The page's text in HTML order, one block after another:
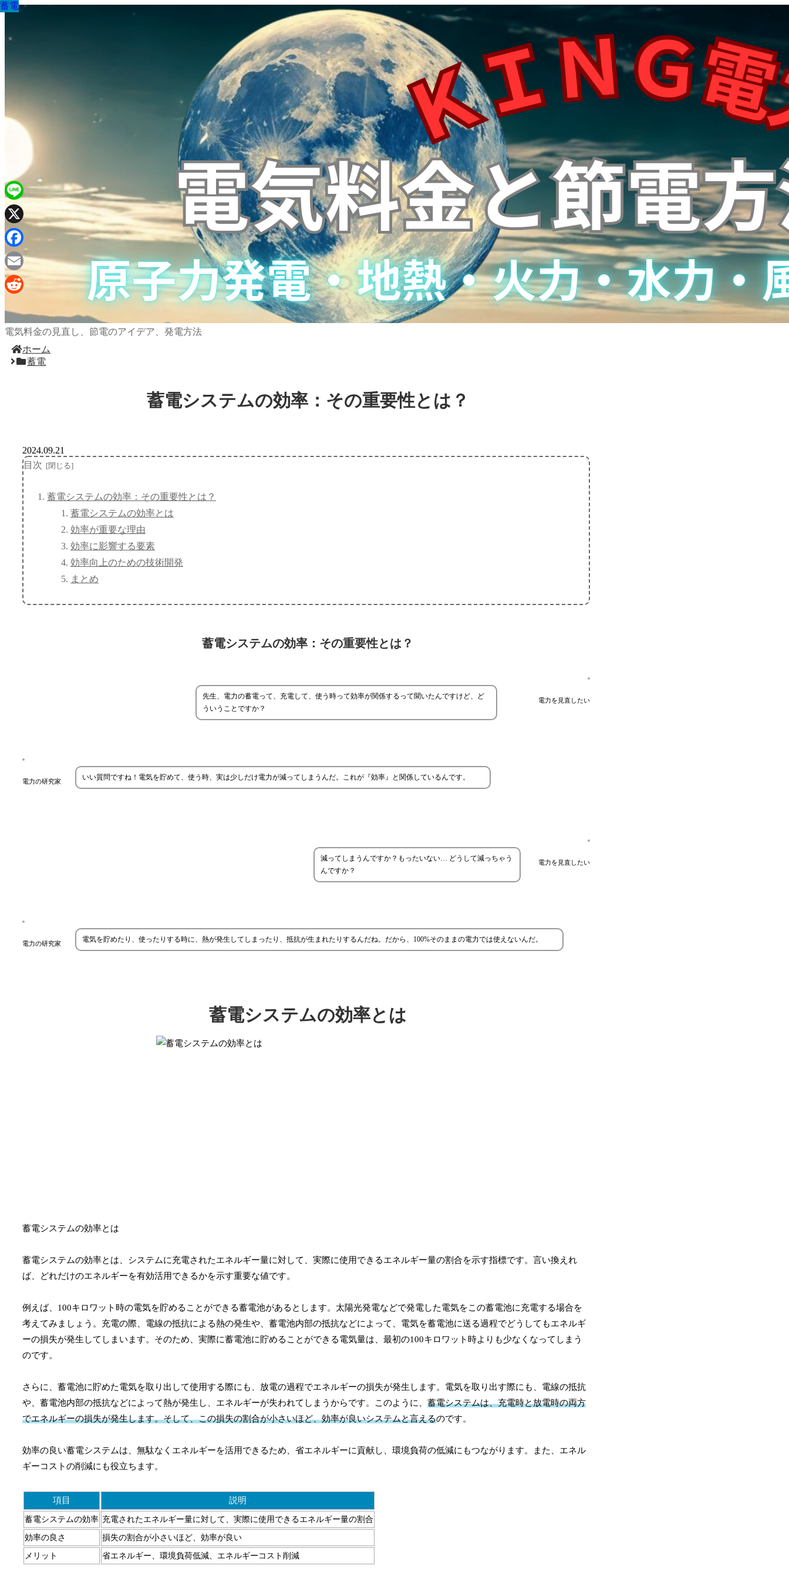
電気料金の見直し、節電のアイデア、発電方法
ホーム
蓄電
蓄電システムの効率：その重要性とは？
蓄電
2024.09.21
目次
蓄電システムの効率：その重要性とは？
蓄電システムの効率とは
効率が重要な理由
効率に影響する要素
効率向上のための技術開発
まとめ
蓄電システムの効率：その重要性とは？
電力を見直したい
先生、電力の蓄電って、充電して、使う時って効率が関係するって聞いたんですけど、ど
ういうことですか？
電力の研究家 いい質問ですね！電気を貯めて、使う時、実は少しだけ電力が減ってしまうんだ。これが『効率』と関係しているんです。
電力を見直したい
減ってしまうんですか？もったいない… どうして減っちゃう
んですか？
電力の研究家 電気を貯めたり、使ったりする時に、熱が発生してしまったり、抵抗が生まれたりするんだね。だから、100%そのままの電力では使えないんだ。
蓄電システムの効率とは
蓄電システムの効率とは
蓄電システムの効率とは、システムに充電されたエネルギー量に対して、実際に使用できるエネルギー量の割合を示す指標です。言い換えれ
ば、どれだけのエネルギーを有効活用できるかを示す重要な値です。
例えば、100キロワット時の電気を貯めることができる蓄電池があるとします。太陽光発電などで発電した電気をこの蓄電池に充電する場合を
考えてみましょう。充電の際、電線の抵抗による熱の発生や、蓄電池内部の抵抗などによって、電気を蓄電池に送る過程でどうしてもエネルギ
ーの損失が発生してしまいます。そのため、実際に蓄電池に貯めることができる電気量は、最初の100キロワット時よりも少なくなってしまう
のです。
さらに、蓄電池に貯めた電気を取り出して使用する際にも、放電の過程でエネルギーの損失が発生します。電気を取り出す際にも、電線の抵抗
や、蓄電池内部の抵抗などによって熱が発生し、エネルギーが失われてしまうからです。このように、 蓄電システムは、充電時と放電時の両方
でエネルギーの損失が発生します。そして、この損失の割合が小さいほど、効率が良いシステムと言えるのです。
効率の良い蓄電システムは、無駄なくエネルギーを活用できるため、省エネルギーに貢献し、環境負荷の低減にもつながります。また、エネル
ギーコストの削減にも役立ちます。
項目 説明
蓄電システムの効率 充電されたエネルギー量に対して、実際に使用できるエネルギー量の割合
効率の良さ 損失の割合が小さいほど、効率が良い
メリット 省エネルギー、環境負荷低減、エネルギーコスト削減
蓄電
蓄電
蓄電
蓄電
蓄電
蓄電
蓄電
蓄電
Line
X
Facebook
Email